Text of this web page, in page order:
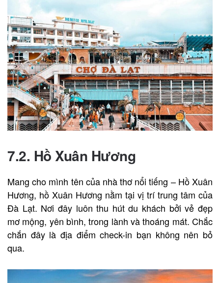
7.2. Hồ Xuân Hương
Mang cho mình tên của nhà thơ nổi tiếng – Hồ Xuân
Hương, hồ Xuân Hương nằm tại vị trí trung tâm của
Đà Lạt. Nơi đây luôn thu hút du khách bởi vẻ đẹp
mơ mộng, yên bình, trong lành và thoáng mát. Chắc
chắn đây là địa điểm check-in bạn không nên bỏ
qua.